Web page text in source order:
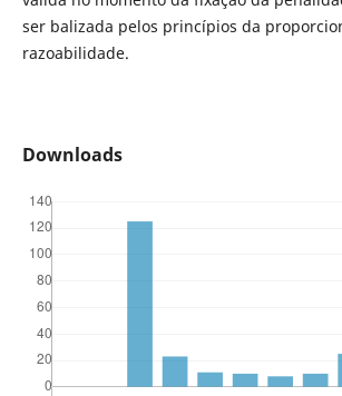
ser balizada pelos princípios da
razoabilidade.
Downloads